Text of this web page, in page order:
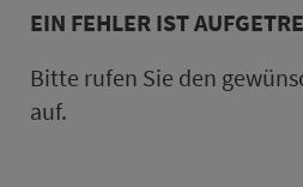
EIN FEHLER IST
Bitte rufen Sie den
auf.